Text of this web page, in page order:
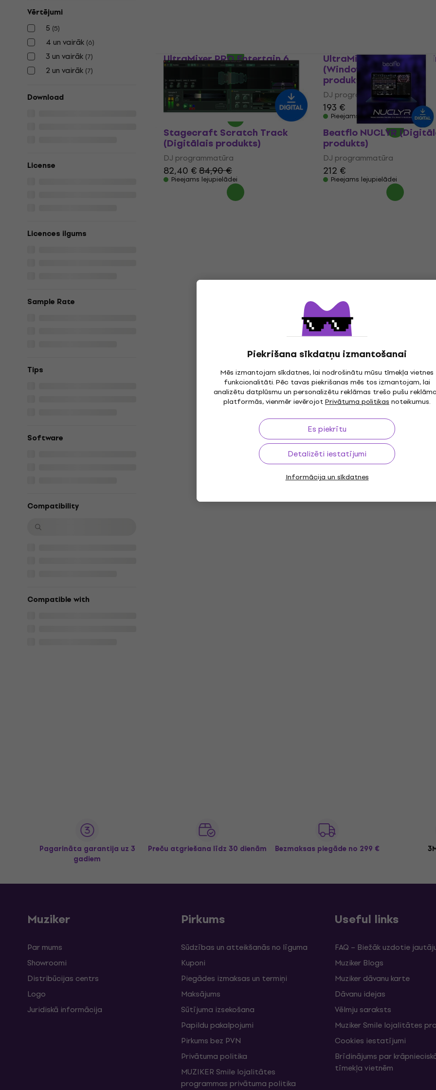
Piekrišana sīkdatņu izmantošanai
Mēs izmantojam sīkdatnes, lai nodrošinātu mūsu tīmekļa vietnes
funkcionalitāti. Pēc tavas piekrišanas mēs tos izmantojam, lai
analizētu datplūsmu un personalizētu reklāmas trešo pušu
platformās, vienmēr ievērojotPrivātuma politikas noteikumus.
Es piekrītu
Detalizēti iestatījumi
Informācija un sīkdatnes
Vērtējumi
5 (5)
4 un vairāk (6)
3 un vairāk (7)
2 un vairāk (7)
Download
License
Licences ilgums
Sample Rate
Tips
Software
Compatibility
Compatible with
UltraMixer PRO Entertain 6
(Mac OS) (Digitālais produkts)
DJ programmatūra
193 €
Pieejams lejupielādei
UltraMixer PRO
(Windows) (Digitālais
produkts)
DJ programmatūra
193 €
Pieejams lejupielādei
Stagecraft Scratch Track
(Digitālais produkts)
DJ programmatūra
82,40 €84,90 €
Pieejams lejupielādei
Beatflo NUCLYR
produkts)
DJ programmatūra
212 €
Pieejams lejupielādei
Pagarināta garantija uz 3
gadiem
Preču atgriešana līdz 30 dienām Bezmaksas piegāde no 299 €
Muziker
Par mums
Showroomi
Distribūcijas centrs
Logo
Juridiskā informācija
Pirkums
Sūdzības un atteikšanās no līguma
Kuponi
Piegādes izmaksas un termiņi
Maksājums
Sūtījuma izsekošana
Papildu pakalpojumi
Pirkums bez PVN
Privātuma politika
MUZIKER Smile lojalitātes
programmas privātuma politika
Useful links
FAQ – Biežāk uzdotie
Muziker Blogs
Muziker dāvanu karte
Dāvanu idejas
Vēlmju saraksts
Muziker Smile lojalitātes
Cookies iestatījumi
Brīdinājums par
tīmekļa vietnēm